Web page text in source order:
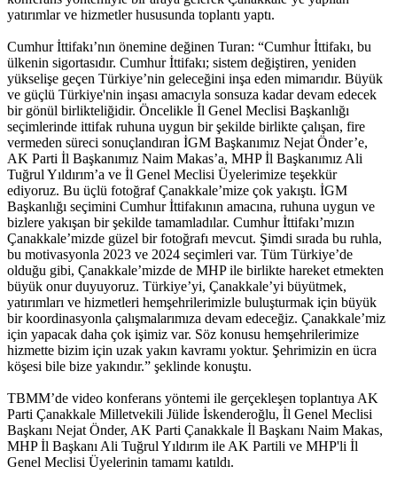
yatırımlar ve hizmetler hususunda toplantı yaptı.
Cumhur İttifakı’nın önemine değinen Turan: “Cumhur İttifakı, bu
ülkenin sigortasıdır. Cumhur İttifakı; sistem değiştiren, yeniden
yükselişe geçen Türkiye’nin geleceğini inşa eden mimarıdır. Büyük
ve güçlü Türkiye'nin inşası amacıyla sonsuza kadar devam edecek
bir gönül birlikteliğidir. Öncelikle İl Genel Meclisi Başkanlığı
seçimlerinde ittifak ruhuna uygun bir şekilde birlikte çalışan, fire
vermeden süreci sonuçlandıran İGM Başkanımız Nejat Önder’e,
AK Parti İl Başkanımız Naim Makas’a, MHP İl Başkanımız Ali
Tuğrul Yıldırım’a ve İl Genel Meclisi Üyelerimize teşekkür
ediyoruz. Bu üçlü fotoğraf Çanakkale’mize çok yakıştı. İGM
Başkanlığı seçimini Cumhur İttifakının amacına, ruhuna uygun ve
bizlere yakışan bir şekilde tamamladılar. Cumhur İttifakı’mızın
Çanakkale’mizde güzel bir fotoğrafı mevcut. Şimdi sırada bu ruhla,
bu motivasyonla 2023 ve 2024 seçimleri var. Tüm Türkiye’de
olduğu gibi, Çanakkale’mizde de MHP ile birlikte hareket etmekten
büyük onur duyuyoruz. Türkiye’yi, Çanakkale’yi büyütmek,
yatırımları ve hizmetleri hemşehrilerimizle buluşturmak için büyük
bir koordinasyonla çalışmalarımıza devam edeceğiz. Çanakkale’miz
için yapacak daha çok işimiz var. Söz konusu hemşehrilerimize
hizmette bizim için uzak yakın kavramı yoktur. Şehrimizin en ücra
köşesi bile bize yakındır.” şeklinde konuştu.
TBMM’de video konferans yöntemi ile gerçekleşen toplantıya AK
Parti Çanakkale Milletvekili Jülide İskenderoğlu, İl Genel Meclisi
Başkanı Nejat Önder, AK Parti Çanakkale İl Başkanı Naim Makas,
MHP İl Başkanı Ali Tuğrul Yıldırım ile AK Partili ve MHP'li İl
Genel Meclisi Üyelerinin tamamı katıldı.